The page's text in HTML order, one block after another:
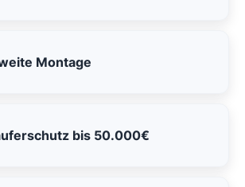
Montage
bis 50.000€